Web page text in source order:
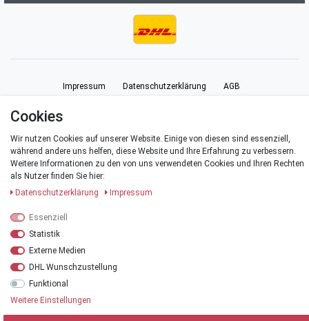
Impressum Daten­schutz­erklärung AGB
Barrierefreiheitserklärung
Kontakt
*Alle Preise verstehen sich inklusive der Mehrwertsteuer, zuzüglich der
**Versandkostenfrei innerhalb Deutschlands ab einem Warenwert von 20 €
Cookies
Wir nutzen Cookies auf unserer Website. Einige von diesen sind essenziell,
während andere uns helfen, diese Website und Ihre Erfahrung zu verbessern.
Weitere Informationen zu den von uns verwendeten Cookies und Ihren Rechten
als Nutzer finden Sie hier:
Daten­schutz­erklärung
Impressum
Essenziell
Statistik
Externe Medien
DHL Wunschzustellung
Funktional
Weitere Einstellungen